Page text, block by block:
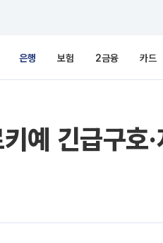
은행 보험 2금융 카드
예 긴급구호